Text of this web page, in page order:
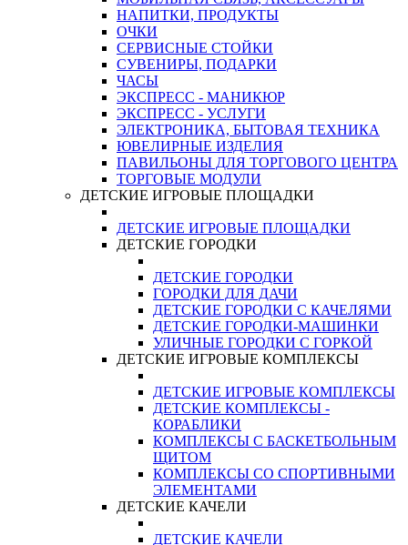
НАПИТКИ, ПРОДУКТЫ
ОЧКИ
СЕРВИСНЫЕ СТОЙКИ
СУВЕНИРЫ, ПОДАРКИ
ЧАСЫ
ЭКСПРЕСС - МАНИКЮР
ЭКСПРЕСС - УСЛУГИ
ЭЛЕКТРОНИКА, БЫТОВАЯ ТЕХНИКА
ЮВЕЛИРНЫЕ ИЗДЕЛИЯ
ПАВИЛЬОНЫ ДЛЯ ТОРГОВОГО ЦЕНТРА
ТОРГОВЫЕ МОДУЛИ
ДЕТСКИЕ ИГРОВЫЕ ПЛОЩАДКИ
ДЕТСКИЕ ИГРОВЫЕ ПЛОЩАДКИ
ДЕТСКИЕ ГОРОДКИ
ДЕТСКИЕ ГОРОДКИ
ГОРОДКИ ДЛЯ ДАЧИ
ДЕТСКИЕ ГОРОДКИ С КАЧЕЛЯМИ
ДЕТСКИЕ ГОРОДКИ-МАШИНКИ
УЛИЧНЫЕ ГОРОДКИ С ГОРКОЙ
ДЕТСКИЕ ИГРОВЫЕ КОМПЛЕКСЫ
ДЕТСКИЕ ИГРОВЫЕ КОМПЛЕКСЫ
ДЕТСКИЕ КОМПЛЕКСЫ -
КОРАБЛИКИ
КОМПЛЕКСЫ С БАСКЕТБОЛЬНЫМ
ЩИТОМ
КОМПЛЕКСЫ СО СПОРТИВНЫМИ
ЭЛЕМЕНТАМИ
ДЕТСКИЕ КАЧЕЛИ
ДЕТСКИЕ КАЧЕЛИ